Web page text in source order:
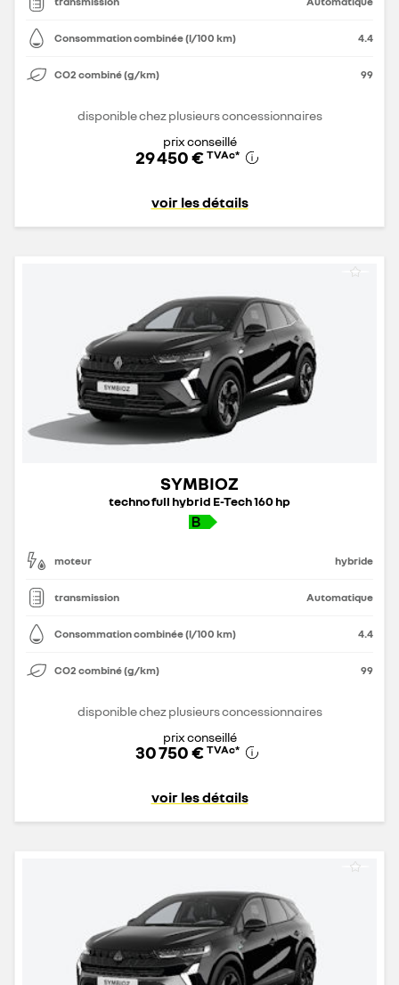
Consommation combinée (l/100 km) 4.4
CO2 combiné (g/km) 99
disponible chez plusieurs concessionnaires
prix conseillé
29 450 € TVAc*
voir les détails
SYMBIOZ
techno full hybrid E-Tech 160 hp
moteur hybride
transmission Automatique
Consommation combinée (l/100 km) 4.4
CO2 combiné (g/km) 99
disponible chez plusieurs concessionnaires
prix conseillé
30 750 € TVAc*
voir les détails